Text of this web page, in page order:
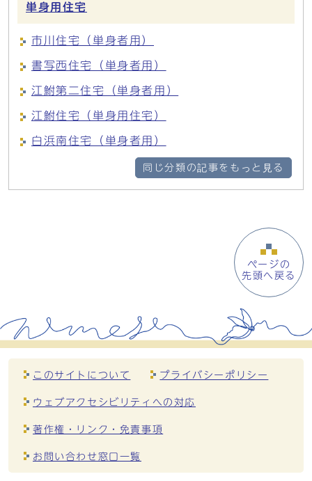
単身用住宅
市川住宅（単身者用）
書写西住宅（単身者用）
江鮒第二住宅（単身者用）
江鮒住宅（単身用住宅）
白浜南住宅（単身者用）
同じ分類の記事をもっと見る
ページの
先頭へ戻る
このサイトについて プライバシーポリシー
ウェブアクセシビリティへの対応
著作権・リンク・免責事項
お問い合わせ窓口一覧